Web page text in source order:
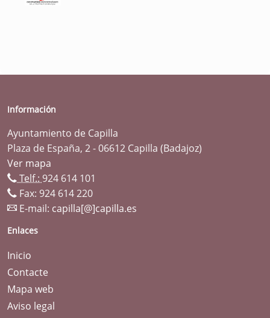
Información
Ayuntamiento de Capilla
Plaza de España, 2 - 06612 Capilla (Badajoz)
Ver mapa
Telf.: 924 614 101
Fax: 924 614 220
E-mail: capilla[@]capilla.es
Enlaces
Inicio
Contacte
Mapa web
Aviso legal